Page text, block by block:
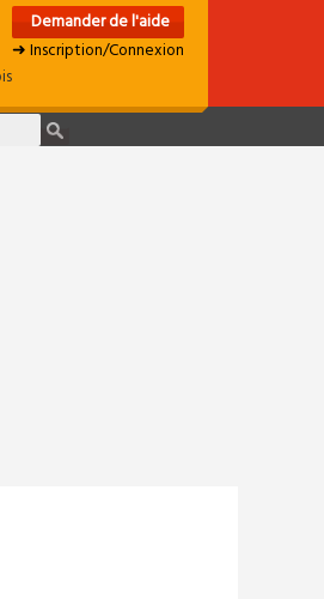
Demander de l'aide
➜ Inscription/Connexion